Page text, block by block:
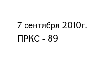
7 сентября 2010г.
ПРКС - 89